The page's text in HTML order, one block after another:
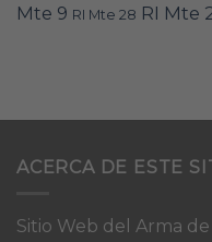
Mte 9 RI Mte 28 RI Mte
ACERCA DE ESTE
Sitio Web del Arma